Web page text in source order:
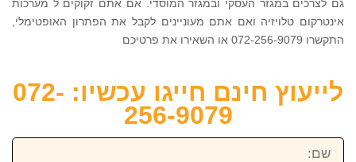
גם לצרכים במגזר העסקי ובמגזר המוסדי. אם אתם זקוקים ל מערכות
אינטרקום טלויזיה ואם אתם מעוניינים לקבל את הפתרון האופטימלי,
התקשרו 072-256-9079 או השאירו את פרטיכם
לייעוץ חינם חייגו עכשיו: 072-
256-9079
שם: